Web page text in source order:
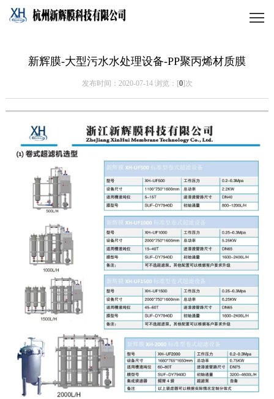
新辉膜-大型污水水处理设备-PP聚丙烯材质膜
发布时间：2020-07-14 浏览：[0]次